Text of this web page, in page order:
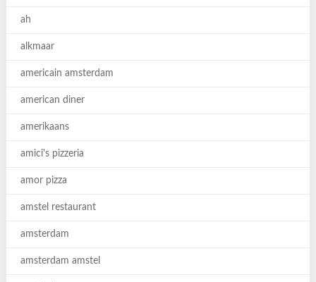
ah
alkmaar
americain amsterdam
american diner
amerikaans
amici's pizzeria
amor pizza
amstel restaurant
amsterdam
amsterdam amstel